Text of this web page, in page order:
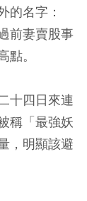
的名字：
前妻賣股事
。
十四日來連
稱「最強妖
，明顯該避